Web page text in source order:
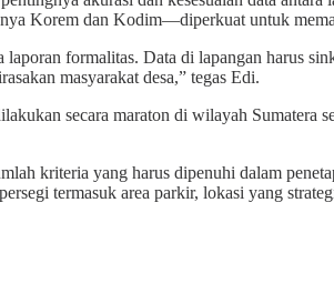
Korem dan Kodim—diperkuat untuk
formalitas. Data di lapangan harus
masyarakat desa,” tegas Edi.
secara maraton di wilayah
kriteria yang harus dipenuhi dalam
termasuk area parkir, lokasi yang